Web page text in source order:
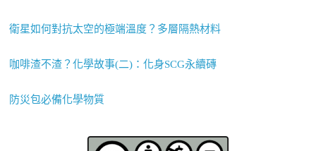
衛星如何對抗太空的極端溫度？多層隔熱材料
咖啡渣不渣？化學故事(二)：化身SCG永續磚
防災包必備化學物質